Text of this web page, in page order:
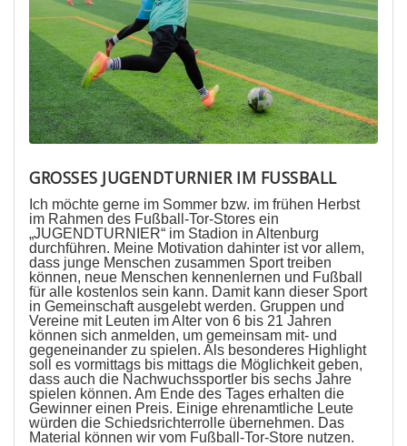
GROSSES JUGENDTURNIER IM FUSSBALL
Ich möchte gerne im Sommer bzw. im frühen Herbst
im Rahmen des Fußball-Tor-Stores ein
„JUGENDTURNIER“ im Stadion in Altenburg
durchführen. Meine Motivation dahinter ist vor allem,
dass junge Menschen zusammen Sport treiben
können, neue Menschen kennenlernen und Fußball
für alle kostenlos sein kann. Damit kann dieser Sport
in Gemeinschaft ausgelebt werden. Gruppen und
Vereine mit Leuten im Alter von 6 bis 21 Jahren
können sich anmelden, um gemeinsam mit- und
gegeneinander zu spielen. Als besonderes Highlight
soll es vormittags bis mittags die Möglichkeit geben,
dass auch die Nachwuchssportler bis sechs Jahre
spielen können. Am Ende des Tages erhalten die
Gewinner einen Preis. Einige ehrenamtliche Leute
würden die Schiedsrichterrolle übernehmen. Das
Material können wir vom Fußball-Tor-Store nutzen.